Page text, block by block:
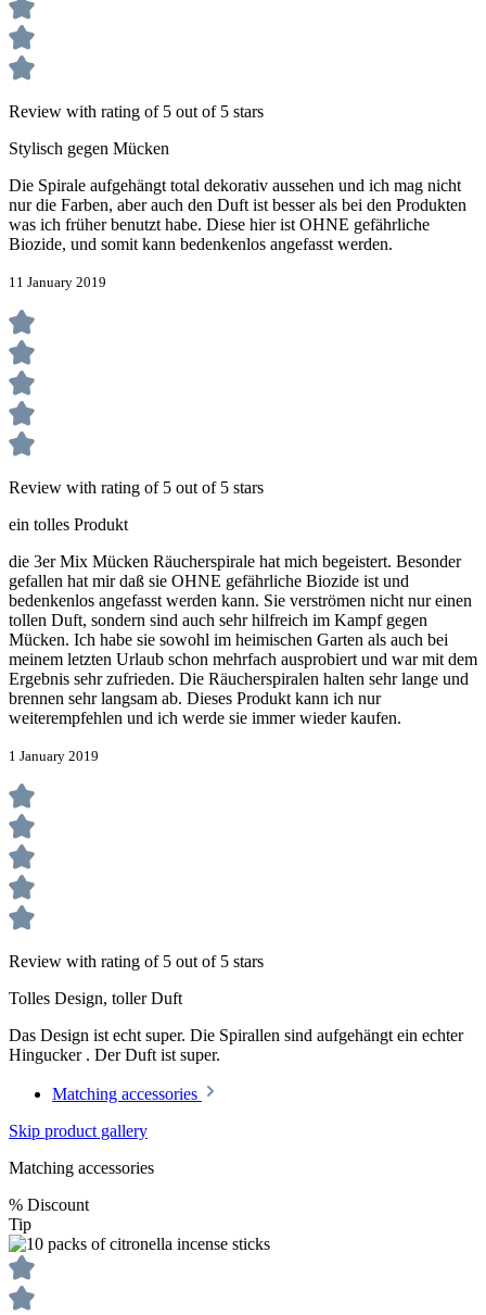
Review with rating of 5 out of 5 stars
Stylisch gegen Mücken
Die Spirale aufgehängt total dekorativ aussehen und ich mag nicht
nur die Farben, aber auch den Duft ist besser als bei den Produkten
was ich früher benutzt habe. Diese hier ist OHNE gefährliche
Biozide, und somit kann bedenkenlos angefasst werden.
11 January 2019
Review with rating of 5 out of 5 stars
ein tolles Produkt
die 3er Mix Mücken Räucherspirale hat mich begeistert. Besonder
gefallen hat mir daß sie OHNE gefährliche Biozide ist und
bedenkenlos angefasst werden kann. Sie verströmen nicht nur einen
tollen Duft, sondern sind auch sehr hilfreich im Kampf gegen
Mücken. Ich habe sie sowohl im heimischen Garten als auch bei
meinem letzten Urlaub schon mehrfach ausprobiert und war mit dem
Ergebnis sehr zufrieden. Die Räucherspiralen halten sehr lange und
brennen sehr langsam ab. Dieses Produkt kann ich nur
weiterempfehlen und ich werde sie immer wieder kaufen.
1 January 2019
Review with rating of 5 out of 5 stars
Tolles Design, toller Duft
Das Design ist echt super. Die Spirallen sind aufgehängt ein echter
Hingucker . Der Duft ist super.
Matching accessories
Skip product gallery
Matching accessories
% Discount
Tip